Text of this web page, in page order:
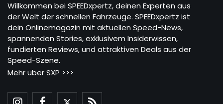
Willkommen bei SPEEDxpertz, deinen Experten aus
der Welt der schnellen Fahrzeuge. SPEEDxpertz ist
dein Onlinemagazin mit aktuellen Speed-News,
spannenden Stories, exklusivem Insiderwissen,
fundierten Reviews, und attraktiven Deals aus der
Speed-Szene.
Mehr über SXP >>>